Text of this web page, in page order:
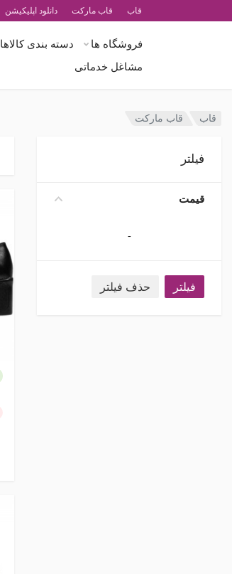
قاب قاب مارکت دانلود اپلیکیشن
فروشگاه ها دسته بندی کالاها
مشاغل خدماتی
قاب قاب مارکت
فیلتر
قیمت
-
فیلتر حذف فیلتر